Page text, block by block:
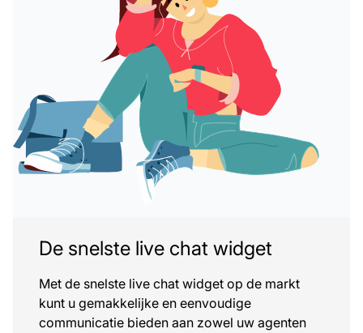
De snelste live chat widget
Met de snelste live chat widget op de markt
kunt u gemakkelijke en eenvoudige
communicatie bieden aan zowel uw agenten